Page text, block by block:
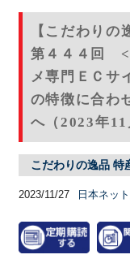
【こだわりの
第４４４回 <
メ専門ＥＣ
の特徴に合わ
へ（2023年11
こだわりの逸品 特
2023/11/27 日本ネッ